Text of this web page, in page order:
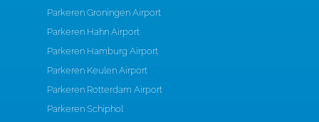
Parkeren Groningen Airport
Parkeren Hahn Airport
Parkeren Hamburg Airport
Parkeren Keulen Airport
Parkeren Rotterdam Airport
Parkeren Schiphol